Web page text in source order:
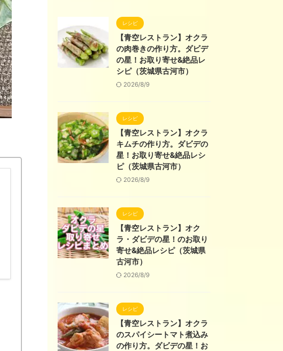
レシピ
【青空レストラン】オクラ
の肉巻きの作り方。ダビデ
の星！お取り寄せ&絶品レ
シピ（茨城県古河市）
2026/8/9
レシピ
【青空レストラン】オクラ
キムチの作り方。ダビデの
星！お取り寄せ&絶品レシ
ピ（茨城県古河市）
2026/8/9
レシピ
【青空レストラン】オク
ラ・ダビデの星！のお取り
寄せ&絶品レシピ（茨城県
古河市）
2026/8/9
レシピ
【青空レストラン】オクラ
のスパイシートマト煮込み
の作り方。ダビデの星！お